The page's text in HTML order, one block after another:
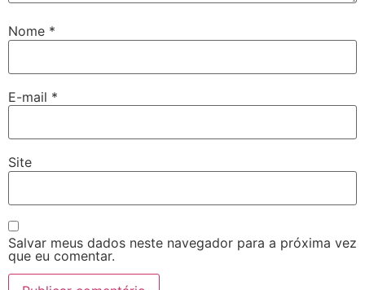
Nome *
E-mail *
Site
Salvar meus dados neste navegador para a próxima vez
que eu comentar.